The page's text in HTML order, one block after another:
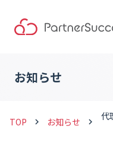
お知らせ
TOP keyboard_arrow_right お知らせ keyboard_arrow_right
代